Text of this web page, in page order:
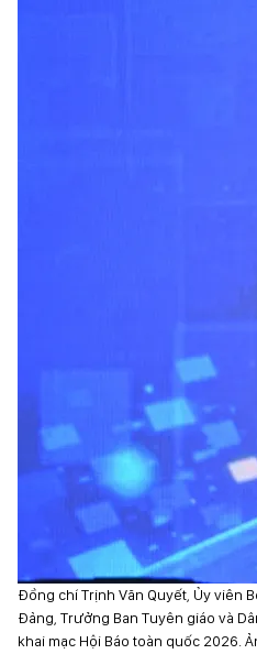
Đồng chí Trịnh Văn Quyết, Ủy viên
Đảng, Trưởng Ban Tuyên giáo và
khai mạc Hội Báo toàn quốc 2026.